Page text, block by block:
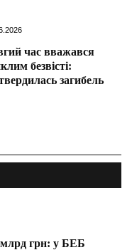
час вважався
безвісті:
загибель
млрд грн: у БЕБ